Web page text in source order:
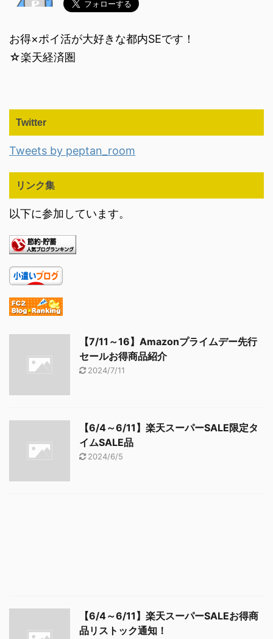
お得×ポイ活が大好きな都内SEです！
☆楽天経済圏
Twitter
Tweets by peptan_room
リンク集
以下に参加しています。
【7/11～16】Amazonプライムデー先行
セールお得商品紹介
2024/7/11
【6/4～6/11】楽天スーパーSALE限定タ
イムSALE品
2024/6/5
【6/4～6/11】楽天スーパーSALEお得商
品リストック通知！